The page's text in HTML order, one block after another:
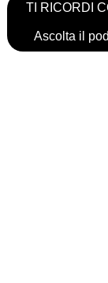
TI RICORDI
Ascolta il